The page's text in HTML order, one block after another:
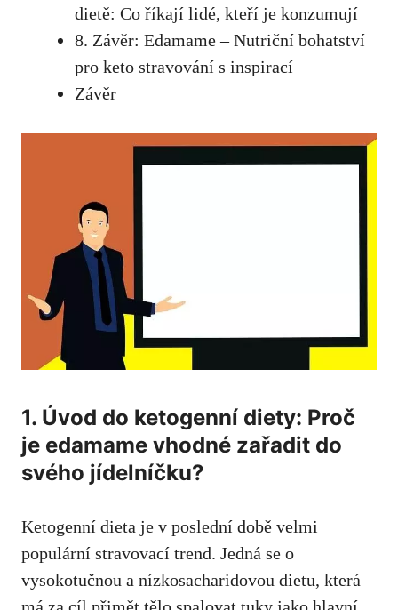
dietě: Co ⁢říkají lidé, kteří ⁤je konzumují
8. Závěr: Edamame – Nutriční⁤ bohatství
pro keto stravování s inspirací
Závěr
1. Úvod do ketogenní diety: Proč
je edamame vhodné zařadit ‍do
svého jídelníčku?
Ketogenní dieta je v ⁣poslední době velmi
populární stravovací ‌trend. Jedná se⁢ o
vysokotučnou a nízkosacharidovou dietu, která
má za cíl přimět tělo spalovat tuky jako hlavní